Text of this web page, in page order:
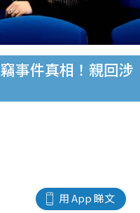
事件真相！親回涉
用 App 睇文